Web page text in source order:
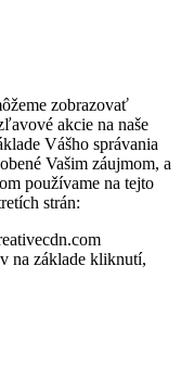
zobrazovať
akcie na naše
Vášho správania
Vašim záujmom, a
používame na tejto
strán:
na základe kliknutí,